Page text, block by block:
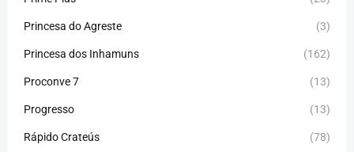
Princesa do Agreste (3)
Princesa dos Inhamuns (162)
Proconve 7 (13)
Progresso (13)
Rápido Crateús (78)